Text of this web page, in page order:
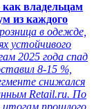
владельцам
из каждого
в одежде,
устойчивого
2025 года спад
8-15 %,
снижался
Retail.ru. По